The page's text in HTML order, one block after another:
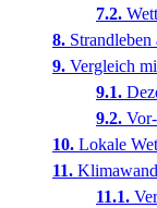
Vergleich
Lokale